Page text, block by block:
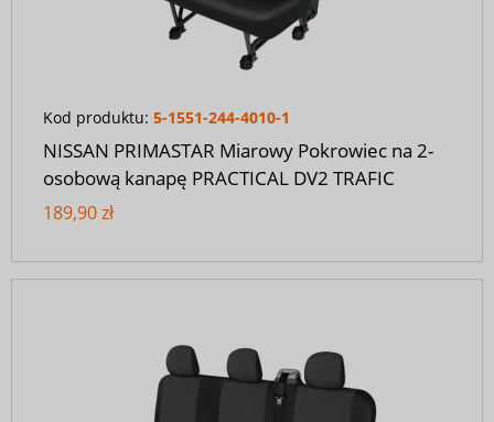
Kod produktu: 5-1551-244-4010-1
NISSAN PRIMASTAR Miarowy Pokrowiec na 2-
osobową kanapę PRACTICAL DV2 TRAFIC
189,90 zł